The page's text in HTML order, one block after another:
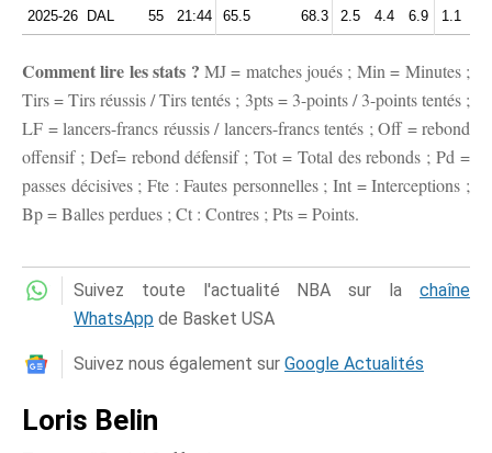
2025-26 DAL 55 21:44 65.5 68.3 2.5 4.4 6.9 1.1
Comment lire les stats ? MJ = matches joués ; Min = Minutes ;
Tirs = Tirs réussis / Tirs tentés ; 3pts = 3-points / 3-points tentés ;
LF = lancers-francs réussis / lancers-francs tentés ; Off = rebond
offensif ; Def= rebond défensif ; Tot = Total des rebonds ; Pd =
passes décisives ; Fte : Fautes personnelles ; Int = Interceptions ;
Bp = Balles perdues ; Ct : Contres ; Pts = Points.
Suivez toute l'actualité NBA sur la chaîne
WhatsApp de Basket USA
Suivez nous également sur Google Actualités
Loris Belin